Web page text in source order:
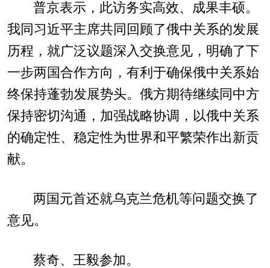
普京表示，此访务实高效、成果丰硕。
我同习近平主席共同回顾了俄中关系的发展
历程，就广泛议题深入交换意见，明确了下
一步两国合作方向，有利于确保俄中关系始
终保持蓬勃发展势头。俄方期待继续同中方
保持密切沟通，加强战略协调，以俄中关系
的确定性、稳定性为世界和平繁荣作出新贡
献。
两国元首还就乌克兰危机等问题交换了
意见。
蔡奇、王毅参加。